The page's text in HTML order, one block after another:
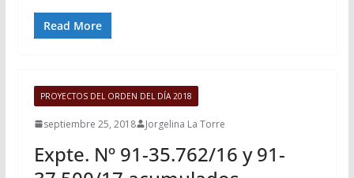
Read More
PROYECTOS DEL ORDEN DEL DÍA 2018
septiembre 25, 2018 Jorgelina La Torre
Expte. Nº 91-35.762/16 y 91-